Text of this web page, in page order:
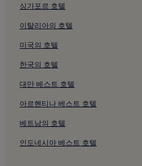
바탕골 예술관 근처 호텔
중미산 천문대 근처 호텔
중미산 자연 휴양림 근처 호텔
소나기 마을 근처 호텔
용문사 근처 호텔
갤러리 와 근처 호텔
코리아 뮤직 파크 근처 호텔
중원 폭포 근처 호텔
싱가포르 호텔
이탈리아의 호텔
미국의 호텔
한국의 호텔
대만 베스트 호텔
아르헨티나 베스트 호텔
베트남의 호텔
인도네시아 베스트 호텔